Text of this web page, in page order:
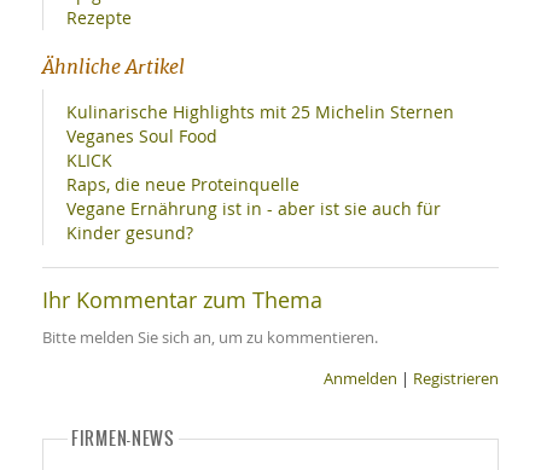
Rezepte
Ähnliche Artikel
Kulinarische Highlights mit 25 Michelin Sternen
Veganes Soul Food
KLICK
Raps, die neue Proteinquelle
Vegane Ernährung ist in - aber ist sie auch für
Kinder gesund?
Ihr Kommentar zum Thema
Bitte melden Sie sich an, um zu kommentieren.
Anmelden
Registrieren
FIRMEN-NEWS